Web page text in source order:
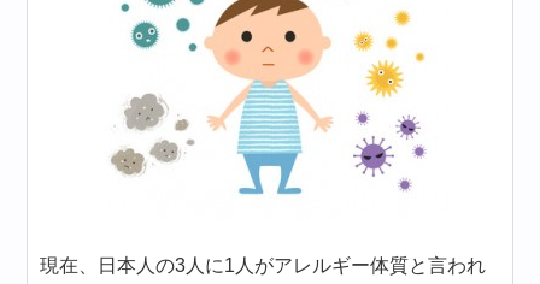
現在、日本人の3人に1人がアレルギー体質と言われ